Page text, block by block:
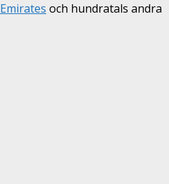
Emirates och hundratals andra